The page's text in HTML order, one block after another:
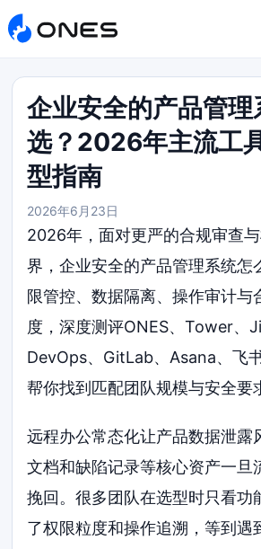
企业安全的产品管理
选？2026年主流工
型指南
2026年6月23日
2026年，面对更严的合规审查
界，企业安全的产品管理系统怎
限管控、数据隔离、操作审计与
度，深度测评ONES、Tower、
DevOps、GitLab、Asana、飞
帮你找到匹配团队规模与安全要
远程办公常态化让产品数据泄露
文档和缺陷记录等核心资产一旦
挽回。很多团队在选型时只看功
了权限粒度和操作追溯，等到遇